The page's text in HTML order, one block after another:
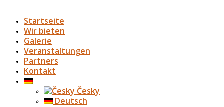
Startseite
Wir bieten
Galerie
Veranstaltungen
Partners
Kontakt
Česky
Deutsch